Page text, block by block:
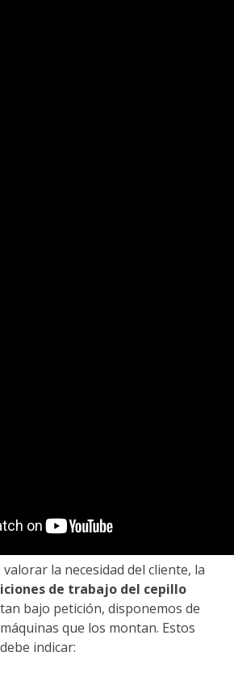
la necesidad del cliente, la
de trabajo del cepillo
bajo petición, disponemos de
que los montan. Estos
indicar: